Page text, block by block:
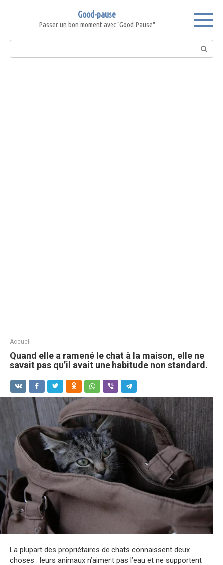
Good-pause
Passer un bon moment avec "Good Pause"
Search:
Accueil
Quand elle a ramené le chat à la maison, elle ne
savait pas qu’il avait une habitude non standard.
La plupart des propriétaires de chats connaissent deux
choses : leurs animaux n’aiment pas l’eau et ne supportent